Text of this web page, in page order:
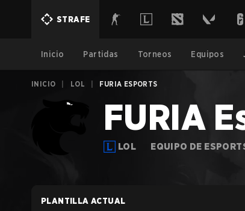
STRAFE
Inicio Partidas Torneos Equipos
INICIO LOL FURIA ESPORTS
FURIA
LOL EQUIPO DE
PLANTILLA ACTUAL